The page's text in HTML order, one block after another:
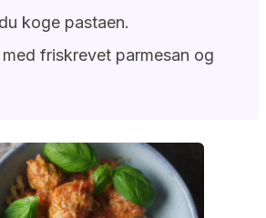
koge pastaen.
friskrevet parmesan og